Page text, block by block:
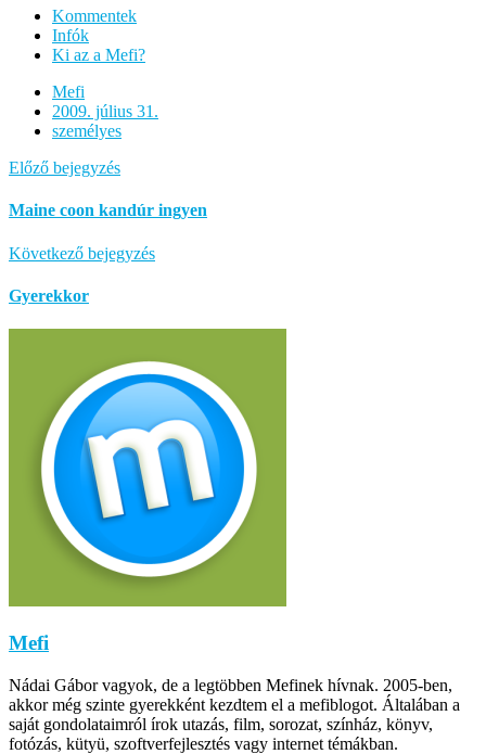
Kommentek
Infók
Ki az a Mefi?
Mefi
2009. július 31.
személyes
Előző bejegyzés
Maine coon kandúr ingyen
Következő bejegyzés
Gyerekkor
Mefi
Nádai Gábor vagyok, de a legtöbben Mefinek hívnak. 2005-ben,
akkor még szinte gyerekként kezdtem el a mefiblogot. Általában a
saját gondolataimról írok utazás, film, sorozat, színház, könyv,
fotózás, kütyü, szoftverfejlesztés vagy internet témákban.